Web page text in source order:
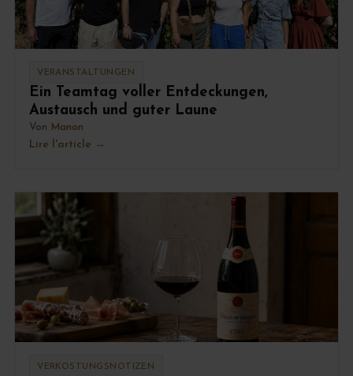
VERANSTALTUNGEN
Ein Teamtag voller Entdeckungen,
Austausch und guter Laune
Von
Manon
Lire l'article
VERKOSTUNGSNOTIZEN